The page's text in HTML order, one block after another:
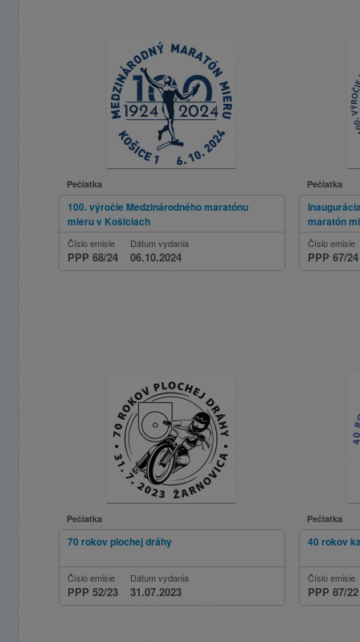
Pečiatka
100. výročie Medzinárodného maratónu
mieru v Košiciach
Číslo emisie
PPP 68/24
Dátum vydania
06.10.2024
Pečiatka
maratón
Číslo emisie
PPP 67/24
Pečiatka
70 rokov plochej dráhy
Číslo emisie
PPP 52/23
Dátum vydania
31.07.2023
Pečiatka
40 rokov
Číslo emisie
PPP 87/22